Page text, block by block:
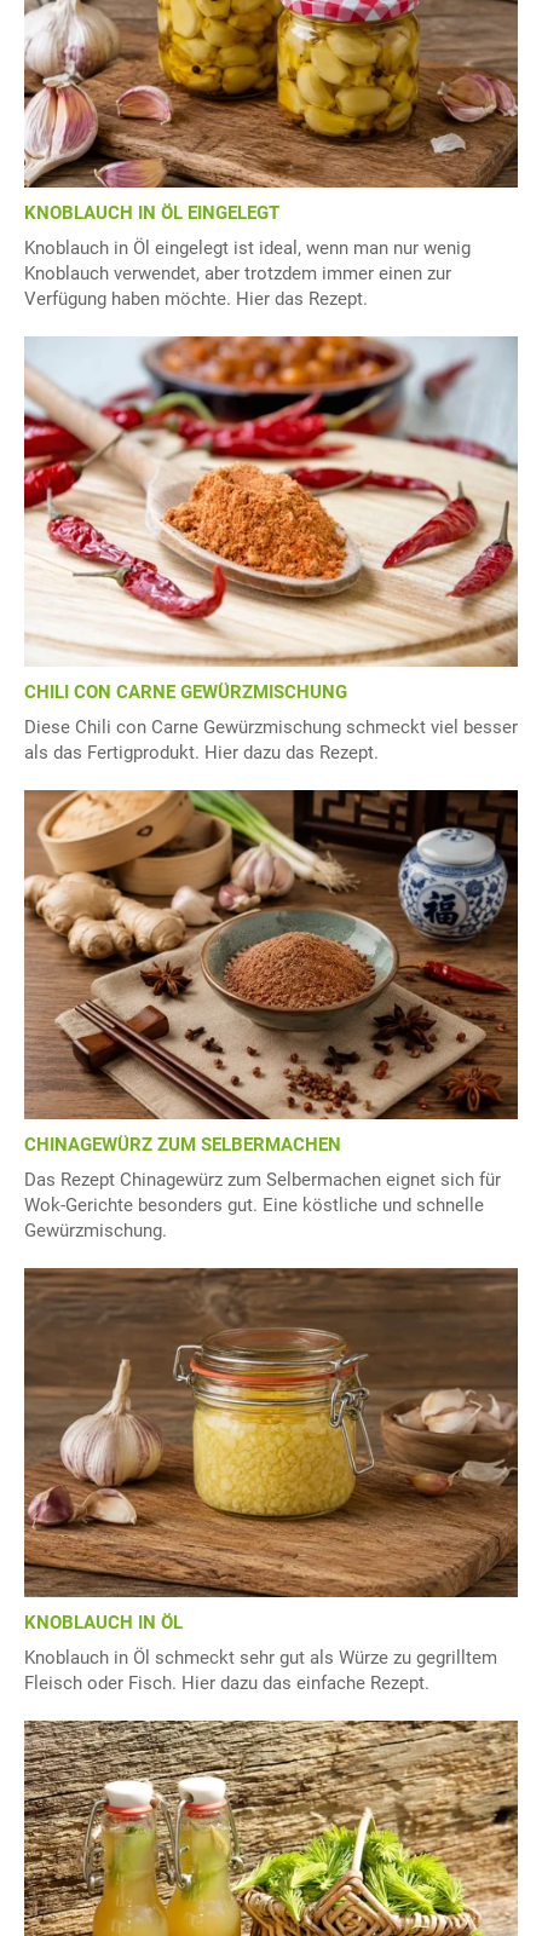
KNOBLAUCH IN ÖL EINGELEGT
Knoblauch in Öl eingelegt ist ideal, wenn man nur wenig
Knoblauch verwendet, aber trotzdem immer einen zur
Verfügung haben möchte. Hier das Rezept.
CHILI CON CARNE GEWÜRZMISCHUNG
Diese Chili con Carne Gewürzmischung schmeckt viel besser
als das Fertigprodukt. Hier dazu das Rezept.
CHINAGEWÜRZ ZUM SELBERMACHEN
Das Rezept Chinagewürz zum Selbermachen eignet sich für
Wok-Gerichte besonders gut. Eine köstliche und schnelle
Gewürzmischung.
KNOBLAUCH IN ÖL
Knoblauch in Öl schmeckt sehr gut als Würze zu gegrilltem
Fleisch oder Fisch. Hier dazu das einfache Rezept.